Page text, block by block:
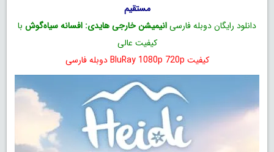
مستقیم
دانلود رایگان دوبله فارسیانیمیشن خارجی هایدی: افسانه سیاه‌گوش با
کیفیت عالی
کیفیت BluRay 1080p 720p دوبله فارسی